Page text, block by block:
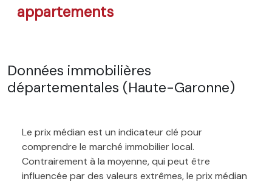
appartements
Données immobilières
départementales (Haute-Garonne)
Le prix médian est un indicateur clé pour
comprendre le marché immobilier local.
Contrairement à la moyenne, qui peut être
influencée par des valeurs extrêmes, le prix médian